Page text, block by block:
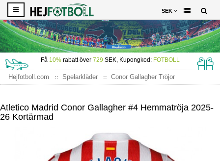
SEK
Få 10%rabatt över 729 SEK, Kupongkod: FOTBOLL
Hejfotboll.com Spelarkläder
Conor Gallagher Tröjor
Atletico Madrid Conor Gallagher #4 Hemmatröja 2025-
26 Kortärmad